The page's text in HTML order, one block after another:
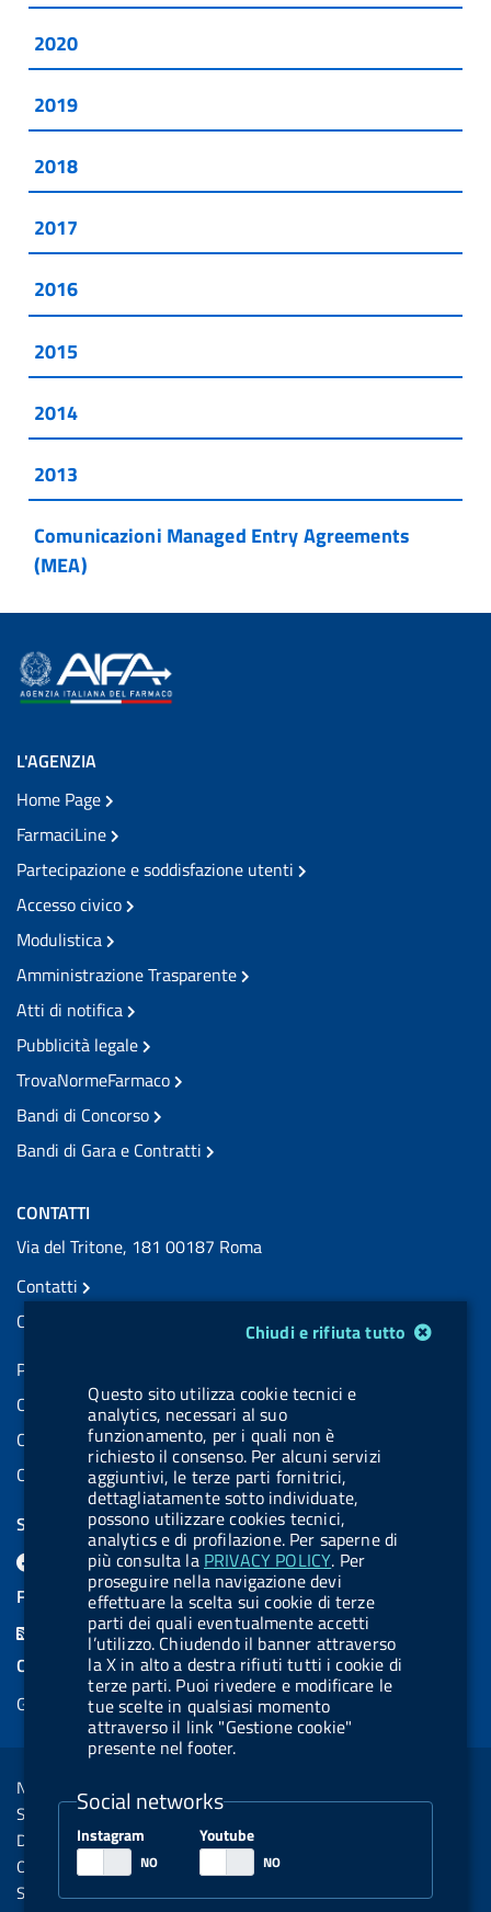
2020
2019
2018
2017
2016
2015
2014
2013
Comunicazioni Managed Entry Agreements
(MEA)
Chiudi e rifiuta tutto
Questo sito utilizza cookie tecnici e
analytics, necessari al suo
funzionamento, per i quali non è
richiesto il consenso. Per alcuni servizi
aggiuntivi, le terze parti fornitrici,
dettagliatamente sotto individuate,
possono utilizzare cookies tecnici,
analytics e di profilazione. Per saperne di
più consulta la PRIVACY POLICY. Per
proseguire nella navigazione devi
effettuare la scelta sui cookie di terze
parti dei quali eventualmente accetti
l’utilizzo. Chiudendo il banner attraverso
la X in alto a destra rifiuti tutti i cookie di
terze parti. Puoi rivedere e modificare le
tue scelte in qualsiasi momento
attraverso il link "Gestione cookie"
presente nel footer.
Social networks
Instagram Youtube
L'AGENZIA
Home Page
FarmaciLine
Partecipazione e soddisfazione utenti
Accesso civico
Modulistica
Amministrazione Trasparente
Atti di notifica
Pubblicità legale
TrovaNormeFarmaco
Bandi di Concorso
Bandi di Gara e Contratti
CONTATTI
Via del Tritone, 181 00187 Roma
Contatti
Contatti PEC
Partita IVA: 08703841000
Codice Fiscale: 97345810580
Codice IPA AIFA: aifa_rm
Codice IPA UCB: UFE1TR
SEGUICI SU
l
a
b
e
l
.
b
t
t
o
n
X
B
l
u
e
s
k
y
Y
o
u
t
u
b
e
l
a
b
e
l
.
b
t
t
o
n
FEED RSS
COOKIES
Gestione cookie
Sezione Link Utili
Note legali
Social Media Policy
Dichiarazione di accessibilità
Obiettivi di accessibilità
Statistiche sito